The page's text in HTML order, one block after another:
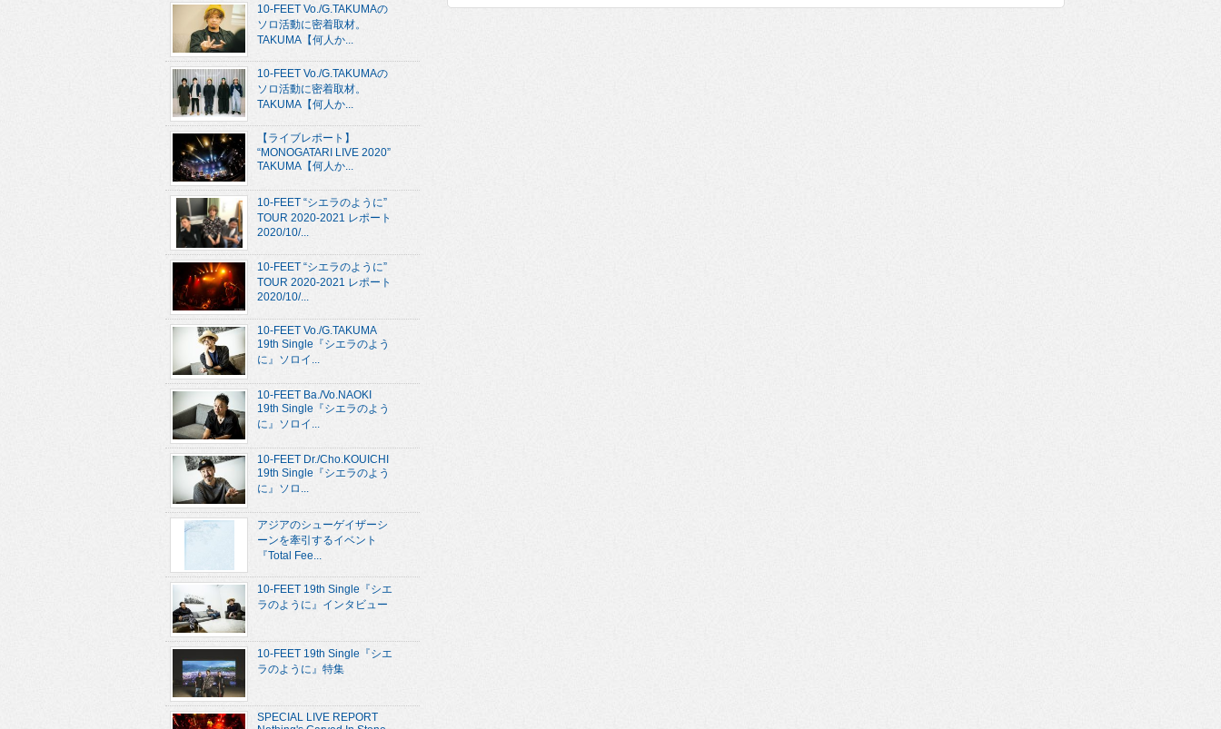
10-FEET Vo./G.TAKUMAの
ソロ活動に密着取材。
TAKUMA【何人か...
10-FEET Vo./G.TAKUMAの
ソロ活動に密着取材。
TAKUMA【何人か...
【ライブレポート】
“MONOGATARI LIVE 2020”
TAKUMA【何人か...
10-FEET “シエラのように”
TOUR 2020-2021 レポート
2020/10/...
10-FEET “シエラのように”
TOUR 2020-2021 レポート
2020/10/...
10-FEET Vo./G.TAKUMA
19th Single『シエラのよう
に』ソロイ...
10-FEET Ba./Vo.NAOKI
19th Single『シエラのよう
に』ソロイ...
10-FEET Dr./Cho.KOUICHI
19th Single『シエラのよう
に』ソロ...
アジアのシューゲイザーシ
ーンを牽引するイベント
『Total Fee...
10-FEET 19th Single『シエ
ラのように』インタビュー
10-FEET 19th Single『シエ
ラのように』特集
SPECIAL LIVE REPORT